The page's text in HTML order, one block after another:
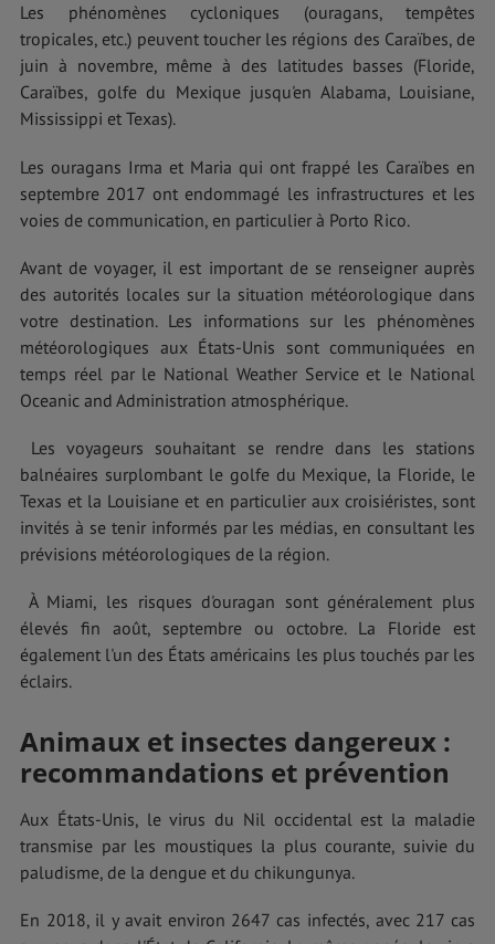
Les phénomènes cycloniques (ouragans, tempêtes
tropicales, etc.) peuvent toucher les régions des Caraïbes, de
juin à novembre, même à des latitudes basses (Floride,
Caraïbes, golfe du Mexique jusqu'en Alabama, Louisiane,
Mississippi et Texas).
Les ouragans Irma et Maria qui ont frappé les Caraïbes en
septembre 2017 ont endommagé les infrastructures et les
voies de communication, en particulier à Porto Rico.
Avant de voyager, il est important de se renseigner auprès
des autorités locales sur la situation météorologique dans
votre destination. Les informations sur les phénomènes
météorologiques aux États-Unis sont communiquées en
temps réel par le National Weather Service et le National
Oceanic and Administration atmosphérique.
Les voyageurs souhaitant se rendre dans les stations
balnéaires surplombant le golfe du Mexique, la Floride, le
Texas et la Louisiane et en particulier aux croisiéristes, sont
invités à se tenir informés par les médias, en consultant les
prévisions météorologiques de la région.
À Miami, les risques d'ouragan sont généralement plus
élevés fin août, septembre ou octobre. La Floride est
également l'un des États américains les plus touchés par les
éclairs.
Animaux et insectes dangereux :
recommandations et prévention
Aux États-Unis, le virus du Nil occidental est la maladie
transmise par les moustiques la plus courante, suivie du
paludisme, de la dengue et du chikungunya.
En 2018, il y avait environ 2647 cas infectés, avec 217 cas